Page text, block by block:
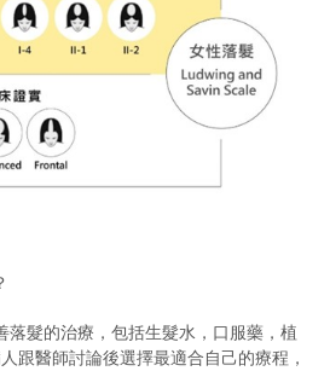
落髮的治療，包括生髮水，口服藥，植
跟醫師討論後選擇最適合自己的療程，